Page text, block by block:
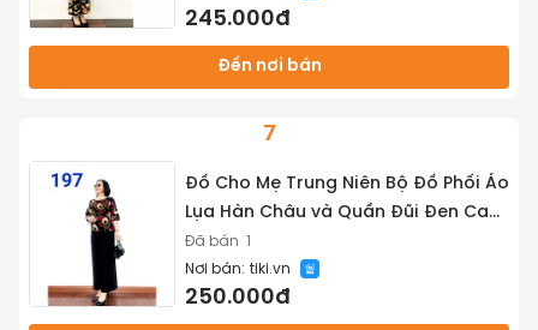
245.000đ
Đến nơi bán
7
Đồ Cho Mẹ Trung Niên Bộ Đồ Phối Áo
Lụa Hàn Châu và Quần Đũi Đen Cao
Cấp 2022 - Tuấn Tú Store
Đã bán 1
Nơi bán: tiki.vn
250.000đ